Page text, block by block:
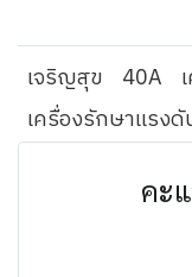
เจริญสุข 40A
เครื่องรักษาแรง
คะ